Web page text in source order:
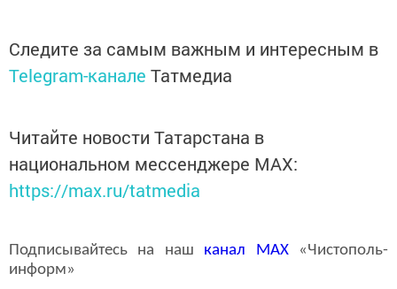
Следите за самым важным и интересным в
Telegram-канале Татмедиа
Читайте новости Татарстана в
национальном мессенджере MАХ:
https://max.ru/tatmedia
Подписывайтесь на наш канал MAX«Чистополь-
информ»